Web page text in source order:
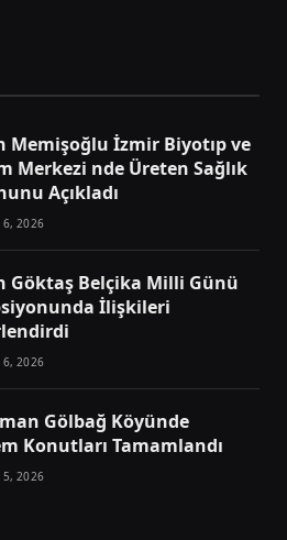
Memişoğlu İzmir Biyotıp ve
Merkezi nde Üreten Sağlık
Açıkladı
6, 2026
Göktaş Belçika Milli Günü
İlişkileri
6, 2026
Gölbağ Köyünde
Konutları Tamamlandı
5, 2026